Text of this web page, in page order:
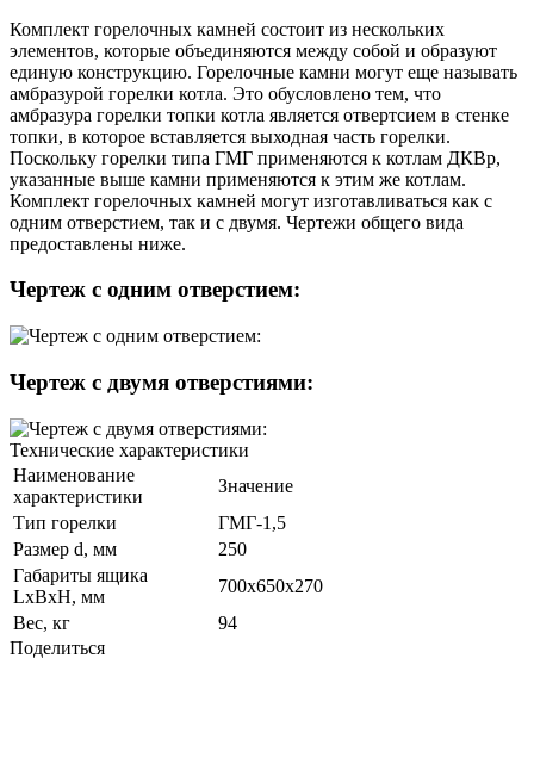
Комплект горелочных камней состоит из нескольких
элементов, которые объединяются между собой и образуют
единую конструкцию. Горелочные камни могут еще называть
амбразурой горелки котла. Это обусловлено тем, что
амбразура горелки топки котла является отвертсием в стенке
топки, в которое вставляется выходная часть горелки.
Поскольку горелки типа ГМГ применяются к котлам ДКВр,
указанные выше камни применяются к этим же котлам.
Комплект горелочных камней могут изготавливаться как с
одним отверстием, так и с двумя. Чертежи общего вида
предоставлены ниже.
Чертеж с одним отверстием:
Чертеж с двумя отверстиями:
Технические характеристики
Наименование
характеристики
Значение
Тип горелки
ГМГ-1,5
Размер d, мм
250
Габариты ящика
LxBxH, мм
700x650x270
Вес, кг
94
Поделиться